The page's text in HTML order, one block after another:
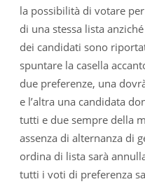
la possibilità di votare
di una stessa lista
dei candidati sono
spuntare la casella
due preferenze, una
e l’altra una candidata
tutti e due sempre della
assenza di alternanza di
ordina di lista sarà
tutti i voti di preferenza